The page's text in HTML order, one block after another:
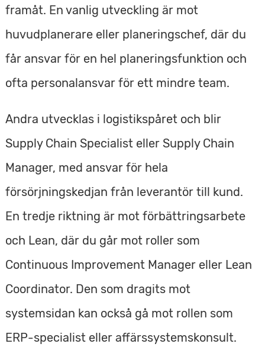
framåt. En vanlig utveckling är mot
huvudplanerare eller planeringschef, där du
får ansvar för en hel planeringsfunktion och
ofta personalansvar för ett mindre team.
Andra utvecklas i logistikspåret och blir
Supply Chain Specialist eller Supply Chain
Manager, med ansvar för hela
försörjningskedjan från leverantör till kund.
En tredje riktning är mot förbättringsarbete
och Lean, där du går mot roller som
Continuous Improvement Manager eller Lean
Coordinator. Den som dragits mot
systemsidan kan också gå mot rollen som
ERP-specialist eller affärssystemskonsult.